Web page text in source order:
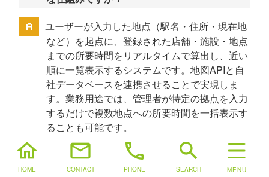
ユーザーが入力した地点（駅名・住所・現在地
など）を起点に、登録された店舗・施設・地点
までの所要時間をリアルタイムで算出し、近い
順に一覧表示するシステムです。地図APIと自
社データベースを連携させることで実現しま
す。業務用途では、管理者が特定の拠点を入力
するだけで複数地点への所要時間を一括表示す
ることも可能です。
home
HOME
mail
CONTACT
phone
PHONE
search
SEARCH